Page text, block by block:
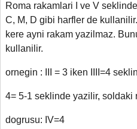
Roma rakamlari I ve V
C, M, D gibi harfler de
kere ayni rakam yazilmaz.
kullanilir.
ornegin : III = 3 iken IIII=4
4= 5-1 seklinde yazilir, soldaki
dogrusu: IV=4